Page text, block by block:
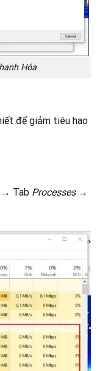
Hóa
để giảm tiêu hao
Tab Processes→